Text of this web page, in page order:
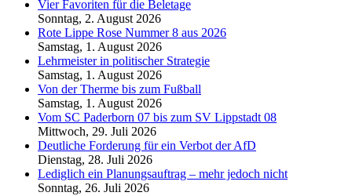
Vier Favoriten für die Beletage
Sonntag, 2. August 2026
Rote Lippe Rose Nummer 8 aus 2026
Samstag, 1. August 2026
Lehrmeister in politischer Strategie
Samstag, 1. August 2026
Von der Therme bis zum Fußball
Samstag, 1. August 2026
Vom SC Paderborn 07 bis zum SV Lippstadt 08
Mittwoch, 29. Juli 2026
Deutliche Forderung für ein Verbot der AfD
Dienstag, 28. Juli 2026
Lediglich ein Planungsauftrag – mehr jedoch nicht
Sonntag, 26. Juli 2026